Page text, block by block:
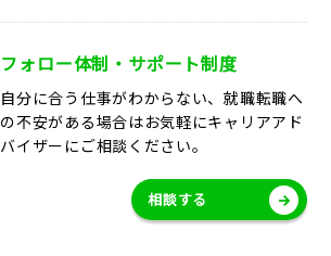
フォロー体制・サポート制度
自分に合う仕事がわからない、就職転職へ
の不安がある場合はお気軽にキャリアアド
バイザーにご相談ください。
相談する